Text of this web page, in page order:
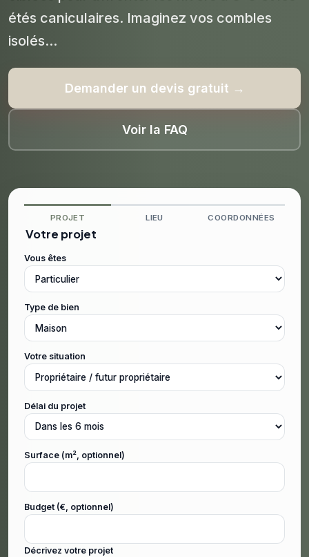
étés caniculaires. Imaginez vos combles
isolés...
Demander un devis gratuit →
Voir la FAQ
PROJET LIEU COORDONNÉES
Votre projet
Vous êtes
Type de bien
Votre situation
Délai du projet
Surface (m², optionnel)
Budget (€, optionnel)
Décrivez votre projet